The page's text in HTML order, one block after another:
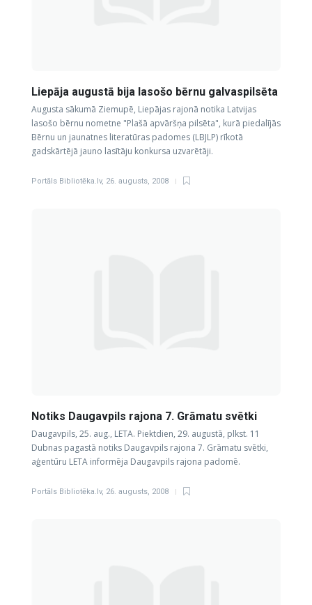
Liepāja augustā bija lasošo bērnu galvaspilsēta
Augusta sākumā Ziemupē, Liepājas rajonā notika Latvijas
lasošo bērnu nometne "Plašā apvāršņa pilsēta", kurā piedalījās
Bērnu un jaunatnes literatūras padomes (LBJLP) rīkotā
gadskārtējā jauno lasītāju konkursa uzvarētāji.
Portāls Bibliotēka.lv, 26. augusts, 2008
Notiks Daugavpils rajona 7. Grāmatu svētki
Daugavpils, 25. aug., LETA. Piektdien, 29. augustā, plkst. 11
Dubnas pagastā notiks Daugavpils rajona 7. Grāmatu svētki,
aģentūru LETA informēja Daugavpils rajona padomē.
Portāls Bibliotēka.lv, 26. augusts, 2008